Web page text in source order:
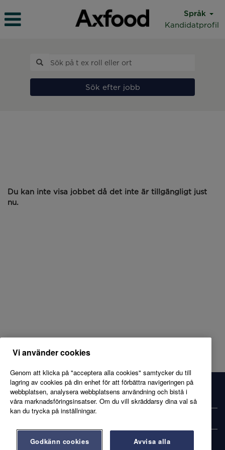
Språk
Kandidatprofil
Sök efter jobb
Du kan inte visa jobbet då det inte är tillgängligt just
nu.
axfood.se
Vi använder cookies
Genom att klicka på "acceptera alla cookies" samtycker du till
lagring av cookies på din enhet för att förbättra navigeringen på
webbplatsen, analysera webbplatsens användning och bistå i
våra marknadsföringsinsatser. Om du vill skräddarsy dina val så
kan du trycka på inställningar.
Godkänn cookies Avvisa alla